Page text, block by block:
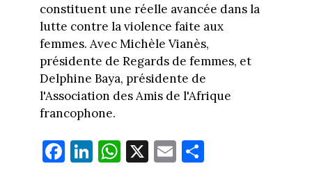
constituent une réelle avancée dans la
lutte contre la violence faite aux
femmes. Avec Michèle Vianès,
présidente de Regards de femmes, et
Delphine Baya, présidente de
l'Association des Amis de l'Afrique
francophone.
Fa
ce
Li
nk
W
ha
X E
m
Pa